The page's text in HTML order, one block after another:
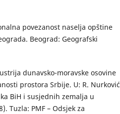
povezanost naselja opštine
Beograd: Geografski
dunavsko-moravske osovine
prostora Srbije. U: R. Nurković
BiH i susjednih zemalja u
Tuzla: PMF – Odsjek za